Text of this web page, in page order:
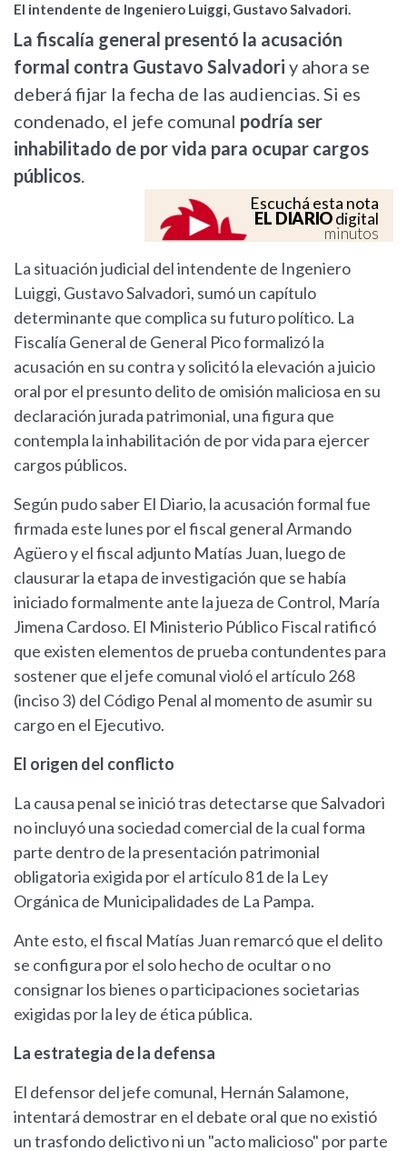
El intendente de Ingeniero Luiggi, Gustavo Salvadori.
La fiscalía general presentó la acusación
formal contra Gustavo Salvadori y ahora se
deberá fijar la fecha de las audiencias. Si es
condenado, el jefe comunal podría ser
inhabilitado de por vida para ocupar cargos
públicos.
Escuchá esta nota
EL DIARIOdigital
minutos
La situación judicial del intendente de Ingeniero
Luiggi, Gustavo Salvadori, sumó un capítulo
determinante que complica su futuro político. La
Fiscalía General de General Pico formalizó la
acusación en su contra y solicitó la elevación a juicio
oral por el presunto delito de omisión maliciosa en su
declaración jurada patrimonial, una figura que
contempla la inhabilitación de por vida para ejercer
cargos públicos.
Según pudo saber El Diario, la acusación formal fue
firmada este lunes por el fiscal general Armando
Agüero y el fiscal adjunto Matías Juan, luego de
clausurar la etapa de investigación que se había
iniciado formalmente ante la jueza de Control, María
Jimena Cardoso. El Ministerio Público Fiscal ratificó
que existen elementos de prueba contundentes para
sostener que el jefe comunal violó el artículo 268
(inciso 3) del Código Penal al momento de asumir su
cargo en el Ejecutivo.
El origen del conflicto
La causa penal se inició tras detectarse que Salvadori
no incluyó una sociedad comercial de la cual forma
parte dentro de la presentación patrimonial
obligatoria exigida por el artículo 81 de la Ley
Orgánica de Municipalidades de La Pampa.
Ante esto, el fiscal Matías Juan remarcó que el delito
se configura por el solo hecho de ocultar o no
consignar los bienes o participaciones societarias
exigidas por la ley de ética pública.
La estrategia de la defensa
El defensor del jefe comunal, Hernán Salamone,
intentará demostrar en el debate oral que no existió
un trasfondo delictivo ni un "acto malicioso" por parte